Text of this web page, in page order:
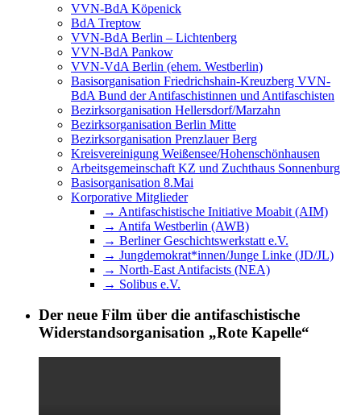
VVN-BdA Köpenick
BdA Treptow
VVN-BdA Berlin – Lichtenberg
VVN-BdA Pankow
VVN-VdA Berlin (ehem. Westberlin)
Basisorganisation Friedrichshain-Kreuzberg VVN-
BdA Bund der Antifaschistinnen und Antifaschisten
Bezirksorganisation Hellersdorf/Marzahn
Bezirksorganisation Berlin Mitte
Bezirksorganisation Prenzlauer Berg
Kreisvereinigung Weißensee/Hohenschönhausen
Arbeitsgemeinschaft KZ und Zuchthaus Sonnenburg
Basisorganisation 8.Mai
Korporative Mitglieder
→ Antifaschistische Initiative Moabit (AIM)
→ Antifa Westberlin (AWB)
→ Berliner Geschichtswerkstatt e.V.
→ Jungdemokrat*innen/Junge Linke (JD/JL)
→ North-East Antifacists (NEA)
→ Solibus e.V.
Der neue Film über die antifaschistische
Widerstandsorganisation „Rote Kapelle“